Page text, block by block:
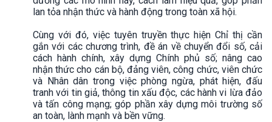
lan tỏa nhận thức và hành động trong toàn xã hội.
Cùng với đó, việc tuyên truyền thực hiện Chỉ thị cần
gắn với các chương trình, đề án về chuyển đổi số, cải
cách hành chính, xây dựng Chính phủ số; nâng cao
nhận thức cho cán bộ, đảng viên, công chức, viên chức
và Nhân dân trong việc phòng ngừa, phát hiện, đấu
tranh với tin giả, thông tin xấu độc, các hành vi lừa đảo
và tấn công mạng; góp phần xây dựng môi trường số
an toàn, lành mạnh và bền vững.